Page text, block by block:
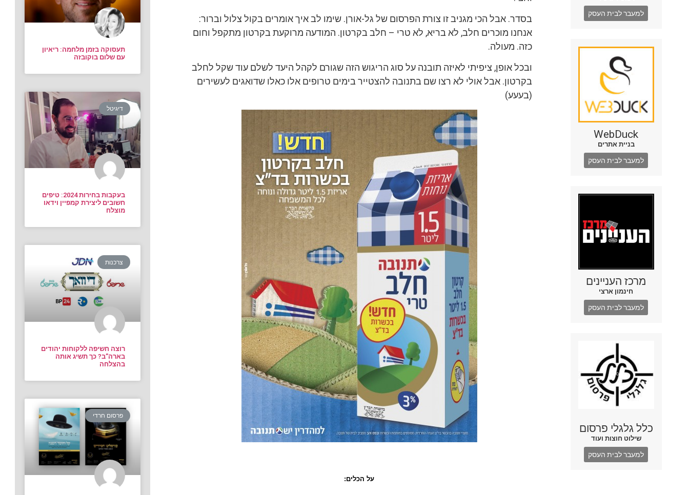
למעבר לבית העסק
WebDuck
בניית אתרים
למעבר לבית העסק
מרכז העניינים
חינמון ארצי
למעבר לבית העסק
כלל גלגלי פרסום
שילוט חוצות ועוד
למעבר לבית העסק
בסדר. אבל הכי מגניב זו צורת הפרסום של גל-אורן. שימו לב איך אומרים בקול צלול וברור:
אנחנו מוכרים חלב, לא בריא, לא טרי – חלב בקרטון. המודעה מרוקעת בקרטון מתקפל וחום
כזה. מעולה.
ובכל אופן, ציפיתי לאיזה תובנה על סוג הריגוש הזה שגורם לקהל היעד לשלם עוד שקל לחלב
בקרטון. אבל אולי לא רצו שם בתנובה להצטייר בימים טרופים אלו כאלו שדואגים לעשירים
(בעעע)
על הכלים:
תעסוקה בזמן מלחמה: ריאיון
עם שלום בוקובזה
דיגיטל
בעקבות בחירות 2024: טיפים
חשובים ליצירת קמפיין וידאו
מוצלח
צרכנות
רוצה חשיפה ללקוחות יהודים
בארה”ב? כך תשיג אותה
בהצלחה
פרסום חרדי